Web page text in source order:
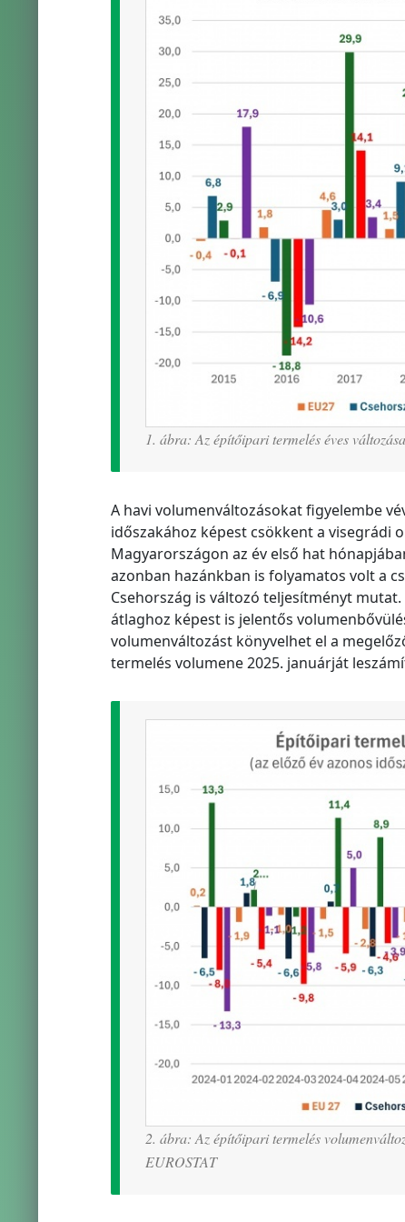
1. ábra: Az építőipari termelés éves
A havi volumenváltozásokat figyelembe
időszakához képest csökkent a visegrádi
Magyarországon az év első hat
azonban hazánkban is folyamatos volt a
Csehország is változó teljesítményt
átlaghoz képest is jelentős
volumenváltozást könyvelhet el a
termelés volumene 2025. januárját
2. ábra: Az építőipari termelés
EUROSTAT